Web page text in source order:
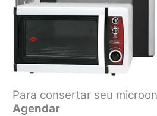
Para consertar seu
Agendar